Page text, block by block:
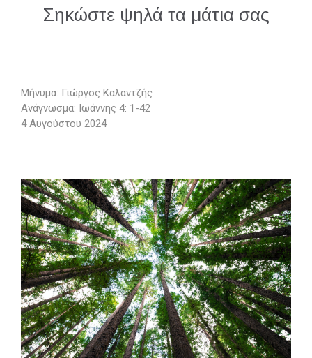
Σηκώστε ψηλά τα μάτια σας
Μήνυμα: Γιώργος Καλαντζής
Ανάγνωσμα: Ιωάννης 4: 1-42
4 Αυγούστου 2024